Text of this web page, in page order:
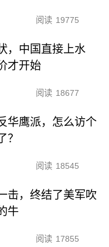
阅读 19775
，中国直接上水
才开始
阅读 18677
华鹰派，怎么访个
？
阅读 18545
击，终结了美军吹
牛
阅读 17855